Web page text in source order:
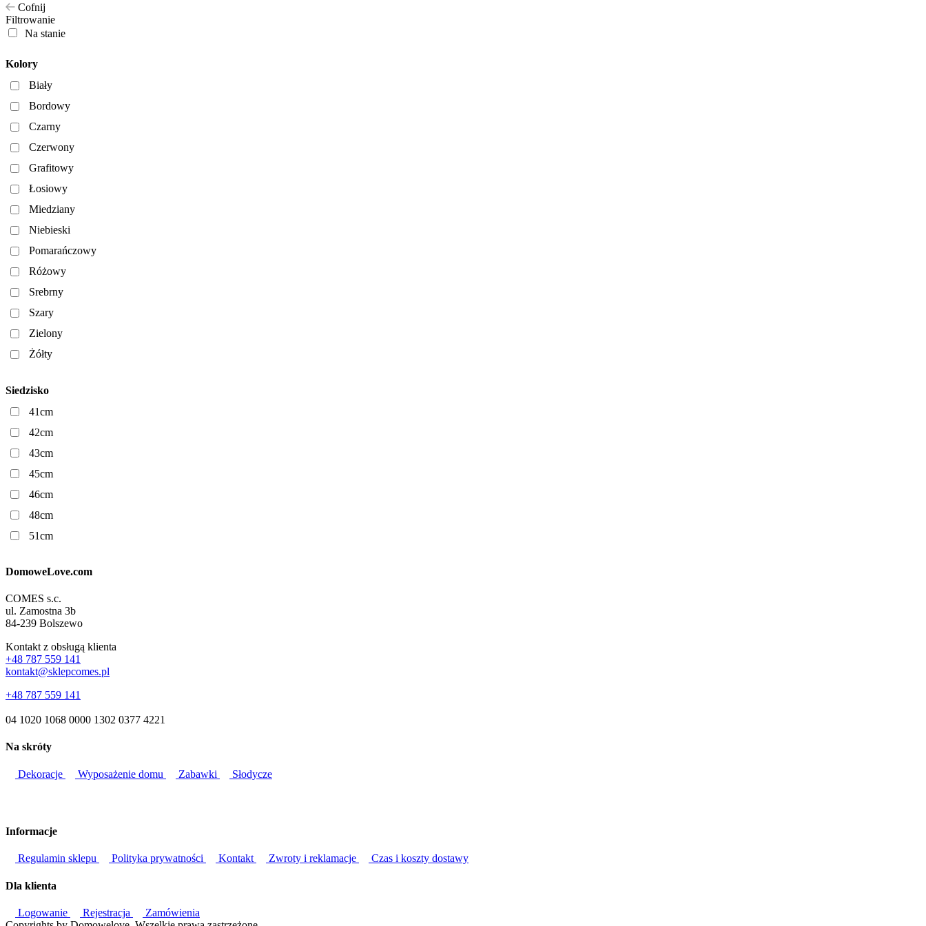
Cofnij
Filtrowanie
Na stanie
Kolory
Biały
Bordowy
Czarny
Czerwony
Grafitowy
Łosiowy
Miedziany
Niebieski
Pomarańczowy
Różowy
Srebrny
Szary
Zielony
Żółty
Siedzisko
41cm
42cm
43cm
45cm
46cm
48cm
51cm
DomoweLove.com
COMES s.c.
ul. Zamostna 3b
84-239 Bolszewo
Kontakt z obsługą klienta
+48 787 559 141
kontakt@sklepcomes.pl
+48 787 559 141
04 1020 1068 0000 1302 0377 4221
Na skróty
Dekoracje Wyposażenie domu Zabawki Słodycze
Informacje
Regulamin sklepu Polityka prywatności Kontakt Zwroty i reklamacje Czas i koszty dostawy
Dla klienta
Logowanie Rejestracja
Zamówienia